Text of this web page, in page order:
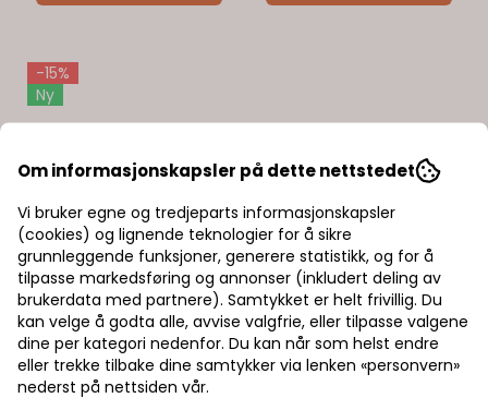
-15%
Ny
Om informasjonskapsler på dette nettstedet
Vi bruker egne og tredjeparts informasjonskapsler
(cookies) og lignende teknologier for å sikre
grunnleggende funksjoner, generere statistikk, og for å
tilpasse markedsføring og annonser (inkludert deling av
brukerdata med partnere). Samtykket er helt frivillig. Du
kan velge å godta alle, avvise valgfrie, eller tilpasse valgene
dine per kategori nedenfor. Du kan når som helst endre
eller trekke tilbake dine samtykker via lenken «personvern»
nederst på nettsiden vår.